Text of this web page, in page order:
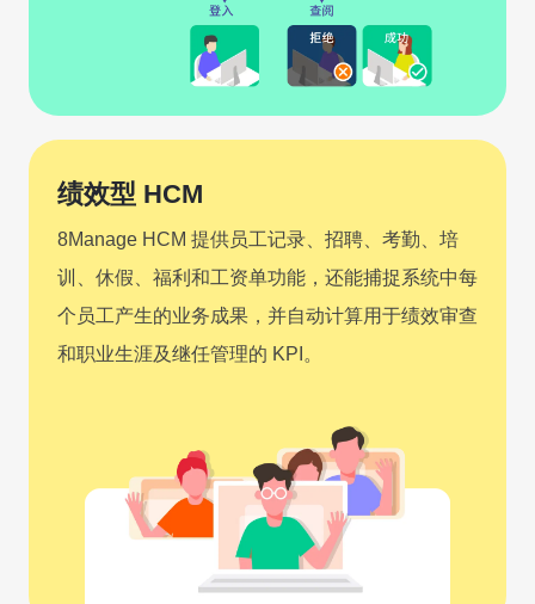
绩效型 HCM
8Manage HCM 提供员工记录、招聘、考勤、培
训、休假、福利和工资单功能，还能捕捉系统中每
个员工产生的业务成果，并自动计算用于绩效审查
和职业生涯及继任管理的 KPI。